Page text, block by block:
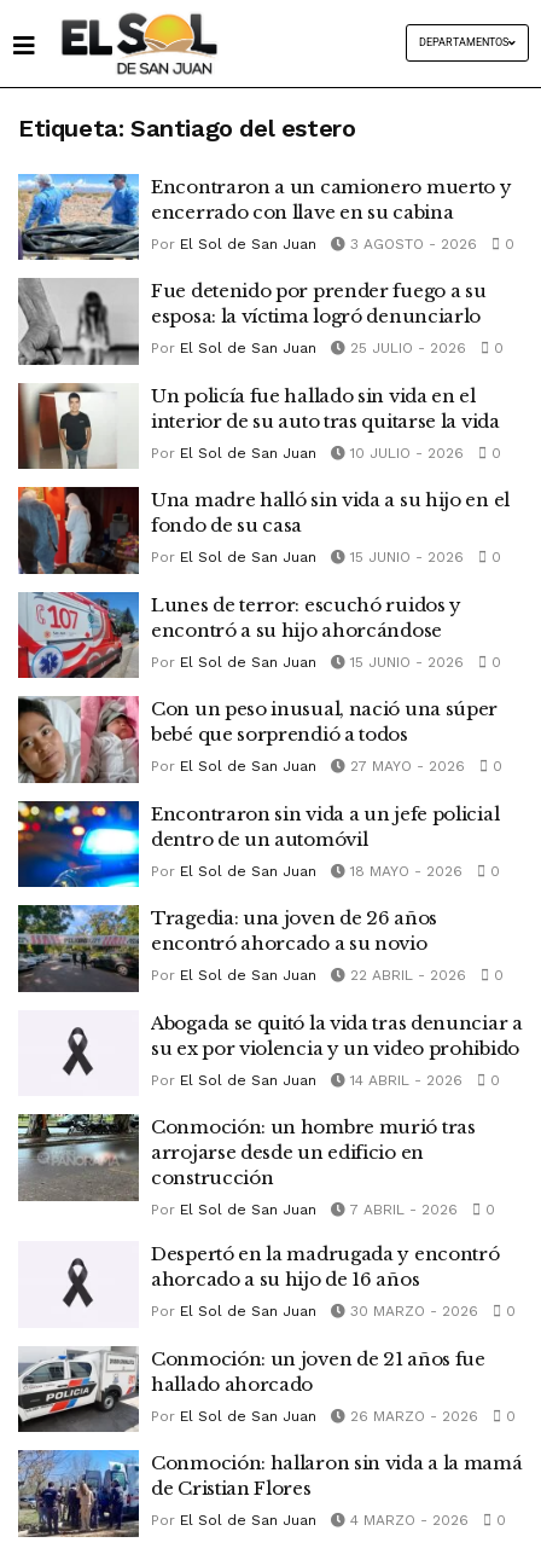
DEPARTAMENTOS
Etiqueta: Santiago del estero
Encontraron a un camionero muerto y
encerrado con llave en su cabina
Por El Sol de San Juan 3 AGOSTO - 2026 0
Fue detenido por prender fuego a su
esposa: la víctima logró denunciarlo
Por El Sol de San Juan 25 JULIO - 2026 0
Un policía fue hallado sin vida en el
interior de su auto tras quitarse la vida
Por El Sol de San Juan 10 JULIO - 2026 0
Una madre halló sin vida a su hijo en el
fondo de su casa
Por El Sol de San Juan 15 JUNIO - 2026 0
Lunes de terror: escuchó ruidos y
encontró a su hijo ahorcándose
Por El Sol de San Juan 15 JUNIO - 2026 0
Con un peso inusual, nació una súper
bebé que sorprendió a todos
Por El Sol de San Juan 27 MAYO - 2026 0
Encontraron sin vida a un jefe policial
dentro de un automóvil
Por El Sol de San Juan 18 MAYO - 2026 0
Tragedia: una joven de 26 años
encontró ahorcado a su novio
Por El Sol de San Juan 22 ABRIL - 2026 0
Abogada se quitó la vida tras denunciar a
su ex por violencia y un video prohibido
Por El Sol de San Juan 14 ABRIL - 2026 0
Conmoción: un hombre murió tras
arrojarse desde un edificio en
construcción
Por El Sol de San Juan 7 ABRIL - 2026 0
Despertó en la madrugada y encontró
ahorcado a su hijo de 16 años
Por El Sol de San Juan 30 MARZO - 2026 0
Conmoción: un joven de 21 años fue
hallado ahorcado
Por El Sol de San Juan 26 MARZO - 2026 0
Conmoción: hallaron sin vida a la mamá
de Cristian Flores
Por El Sol de San Juan 4 MARZO - 2026 0